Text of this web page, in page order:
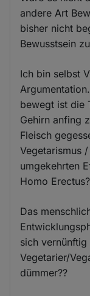
andere Art
bisher nicht
Bewusstsein
Ich bin selbst
bewegt ist die
Gehirn anfing
Fleisch
Vegetarismus
umgekehrten
Homo Erectus?
Das
sich
Vegetarier/
dümmer??